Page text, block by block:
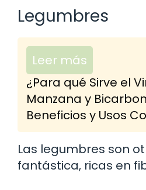
Legumbres
Leer más
¿Para qué Sirve el
Manzana y
Beneficios y Usos
Las legumbres son
fantástica, ricas en